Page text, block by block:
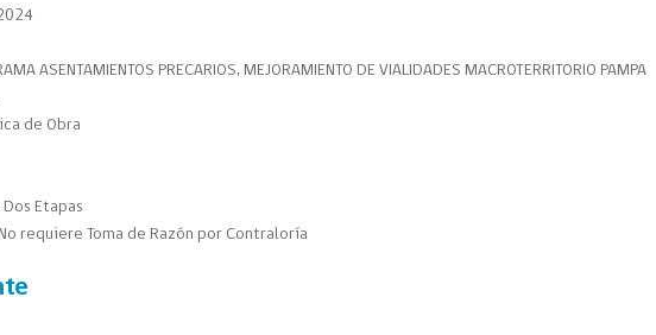
ASENTAMIENTOS PRECARIOS, MEJORAMIENTO DE VIALIDADES MACROTERRITORIO PAMPA
de Obra
Dos Etapas
No requiere Toma de Razón por Contraloría